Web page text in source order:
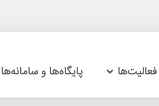
فعالیت‌ها پایگاه‌ها و سامانه‌ها